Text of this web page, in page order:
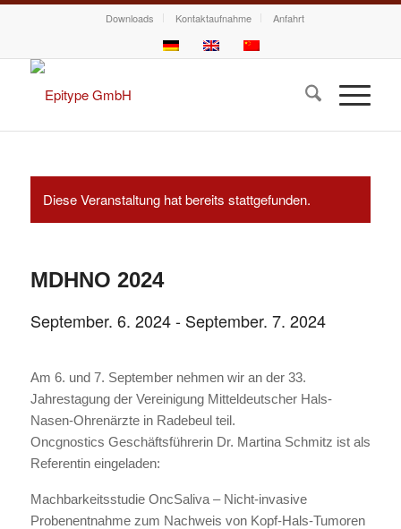
Downloads Kontaktaufnahme Anfahrt
Diese Veranstaltung hat bereits stattgefunden.
MDHNO 2024
September. 6. 2024- September. 7. 2024
Am 6. und 7. September nehmen wir an der 33.
Jahrestagung der Vereinigung Mitteldeutscher Hals-
Nasen-Ohrenärzte in Radebeul teil.
Oncgnostics Geschäftsführerin Dr. Martina Schmitz ist als
Referentin eingeladen:
Machbarkeitsstudie OncSaliva – Nicht-invasive
Probenentnahme zum Nachweis von Kopf-Hals-Tumoren